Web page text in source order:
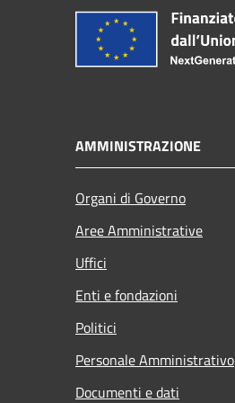
AMMINISTRAZIONE
Organi di Governo
Aree Amministrative
Uffici
Enti e fondazioni
Politici
Personale Amministrativo
Documenti e dati